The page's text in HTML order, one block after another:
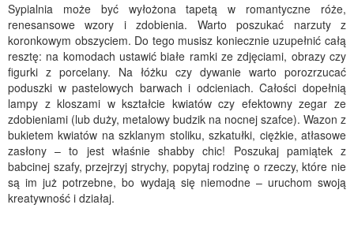
Sypialnia może być wyłożona tapetą w romantyczne róże,
renesansowe wzory i zdobienia. Warto poszukać narzuty z
koronkowym obszyciem. Do tego musisz koniecznie uzupełnić całą
resztę: na komodach ustawić białe ramki ze zdjęciami, obrazy czy
figurki z porcelany. Na łóżku czy dywanie warto porozrzucać
poduszki w pastelowych barwach i odcieniach. Całości dopełnią
lampy z kloszami w kształcie kwiatów czy efektowny zegar ze
zdobieniami (lub duży, metalowy budzik na nocnej szafce). Wazon z
bukietem kwiatów na szklanym stoliku, szkatułki, ciężkie, atłasowe
zasłony – to jest właśnie shabby chic! Poszukaj pamiątek z
babcinej szafy, przejrzyj strychy, popytaj rodzinę o rzeczy, które nie
są im już potrzebne, bo wydają się niemodne – uruchom swoją
kreatywność i działaj.